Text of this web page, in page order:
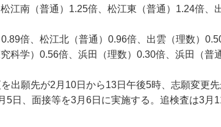
江南（普通）1.25倍、松江東（普通）1.24倍、
倍、松江北（普通）0.96倍、出雲（理数）
科学）0.56倍、浜田（理数）0.30倍、浜田（普
出願先が2月10日から13日午後5時、志願変更
5日、面接等を3月6日に実施する。追検査は3月